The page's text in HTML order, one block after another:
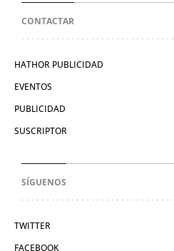
CONTACTAR
HATHOR PUBLICIDAD
EVENTOS
PUBLICIDAD
SUSCRIPTOR
SÍGUENOS
TWITTER
FACEBOOK